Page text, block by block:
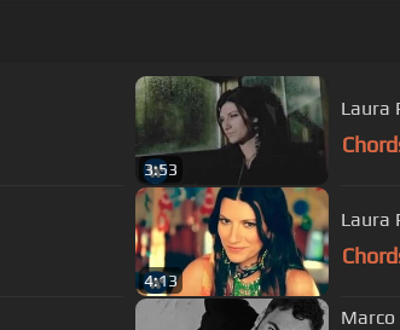
3:53
Laura
4:13
Laura